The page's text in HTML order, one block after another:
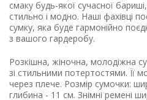
смаку будь-якої сучасної
стильно і модно. Наші фахівці
сумку, яка буде гармонійно
з вашого гардеробу.
Розкішна, жіночна, молодіжна
зі стильними потертостями. Її
через плече. Розмір сумочки:
глибина - 11 см. Знімні ремені